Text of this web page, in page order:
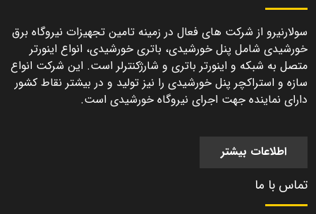
سولارنیرو از شرکت های فعال در زمینه تامین تجهیزات نیروگاه برق
خورشیدی شامل پنل خورشیدی، باتری خورشیدی، انواع اینورتر
متصل به شبکه و اینورتر باتری و شارژکنترلر است. این شرکت انواع
سازه و استراکچر پنل خورشیدی را نیز تولید و در بیشتر نقاط کشور
دارای نماینده جهت اجرای نیروگاه خورشیدی است.
اطلاعات بیشتر
تماس با ما